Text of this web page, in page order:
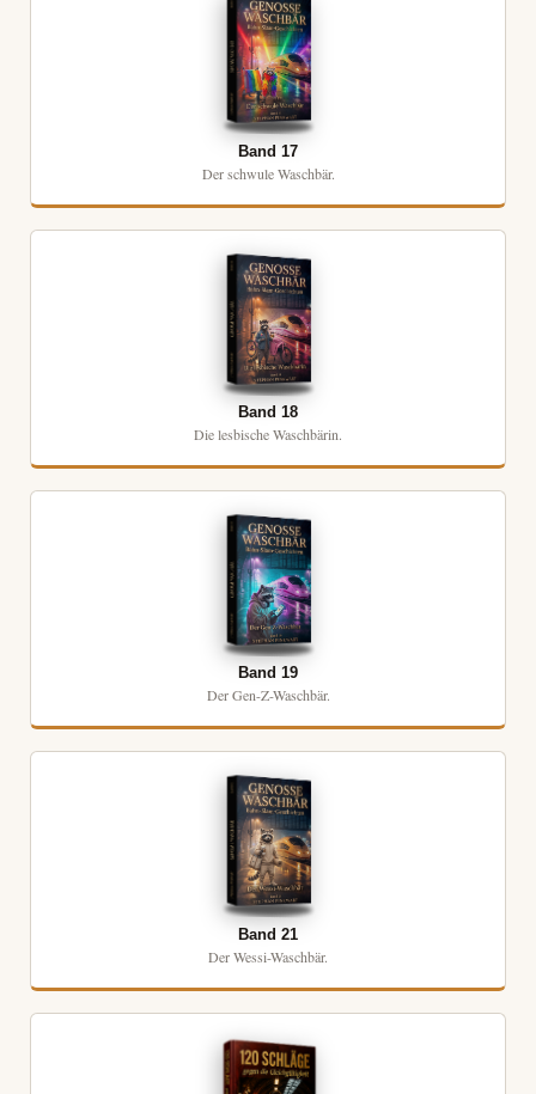
Band 17
Der schwule Waschbär.
Band 18
Die lesbische Waschbärin.
Band 19
Der Gen-Z-Waschbär.
Band 21
Der Wessi-Waschbär.